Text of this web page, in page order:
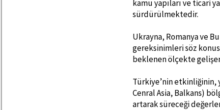
kamu yapıları ve ticari
sürdürülmektedir.
Ukrayna, Romanya ve
gereksinimleri söz
beklenen ölçekte
Türkiye’nin etkinliğinin,
Cenral Asia, Balkans)
artarak süreceği